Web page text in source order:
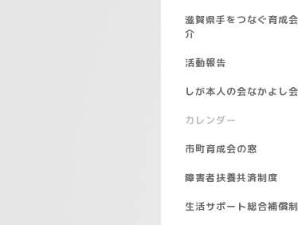
滋賀県手をつなぐ育成
介
活動報告
しが本人の会なかよし会
カレンダー
市町育成会の窓
障害者扶養共済制度
生活サポート総合補償